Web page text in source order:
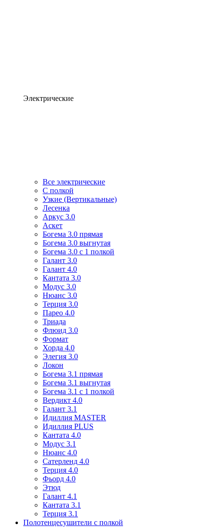
Электрические
Все электрические
С полкой
Узкие (Вертикальные)
Лесенка
Аркус 3.0
Аскет
Богема 3.0 прямая
Богема 3.0 выгнутая
Богема 3.0 с 1 полкой
Галант 3.0
Галант 4.0
Кантата 3.0
Модус 3.0
Нюанс 3.0
Терция 3.0
Парео 4.0
Триада
Флюид 3.0
Формат
Хорда 4.0
Элегия 3.0
Локон
Богема 3.1 прямая
Богема 3.1 выгнутая
Богема 3.1 с 1 полкой
Вердикт 4.0
Галант 3.1
Идиллия MASTER
Идиллия PLUS
Кантата 4.0
Модус 3.1
Нюанс 4.0
Сатерленд 4.0
Терция 4.0
Фьорд 4.0
Этюд
Галант 4.1
Кантата 3.1
Терция 3.1
Полотенцесушители с полкой